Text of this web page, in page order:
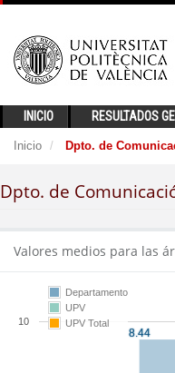
INICIO RESULTADOS
Inicio Dpto. de
Dpto. de
Valores medios para las
10
Departamento
UPV
UPV Total